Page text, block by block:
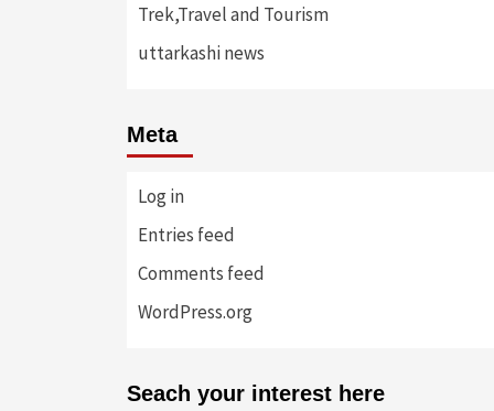
Trek,Travel and Tourism
uttarkashi news
Meta
Log in
Entries feed
Comments feed
WordPress.org
Seach your interest here